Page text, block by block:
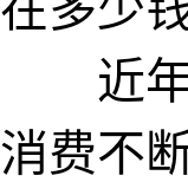
近年
消费不